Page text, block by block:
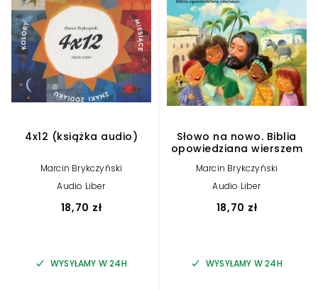
4x12 (książka audio)
Marcin Brykczyński
Audio Liber
18,70 zł
WYSYŁAMY W 24H
Słowo na nowo. Biblia
opowiedziana wierszem
Marcin Brykczyński
Audio Liber
18,70 zł
WYSYŁAMY W 24H